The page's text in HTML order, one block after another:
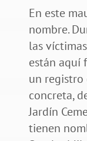
En este
nombre.
las
están aquí
un registro
concreta,
Jardín
tienen